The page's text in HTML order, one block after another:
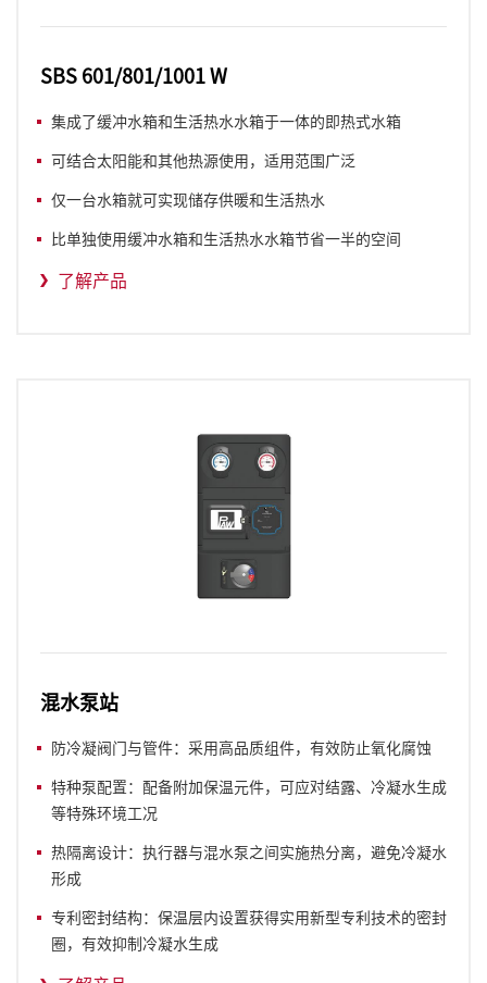
SBS 601/801/1001 W
集成了缓冲水箱和生活热水水箱于一体的即热式水箱
可结合太阳能和其他热源使用，适用范围广泛
仅一台水箱就可实现储存供暖和生活热水
比单独使用缓冲水箱和生活热水水箱节省一半的空间
了解产品
混水泵站
防冷凝阀门与管件：采用高品质组件，有效防止氧化腐蚀
特种泵配置：配备附加保温元件，可应对结露、冷凝水生成
等特殊环境工况
热隔离设计：执行器与混水泵之间实施热分离，避免冷凝水
形成
专利密封结构：保温层内设置获得实用新型专利技术的密封
圈，有效抑制冷凝水生成